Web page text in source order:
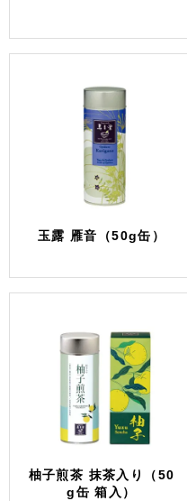
玉露 雁音（50g缶）
柚子煎茶 抹茶入り（50
g缶 箱入）